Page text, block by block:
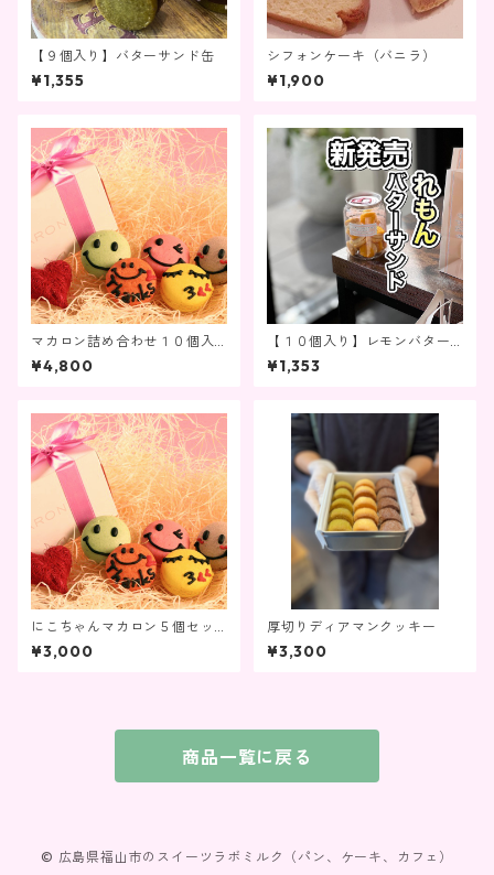
【９個入り】バターサンド缶
¥1,355
シフォンケーキ（バニラ）
¥1,900
マカロン詰め合わせ１０個入
り
¥4,800
【１０個入り】レモンバター
サンド缶
¥1,353
にこちゃんマカロン５個セッ
ト
¥3,000
厚切りディアマンクッキー
¥3,300
商品一覧に戻る
© 広島県福山市のスイーツラボミルク（パン、ケーキ、カフェ）